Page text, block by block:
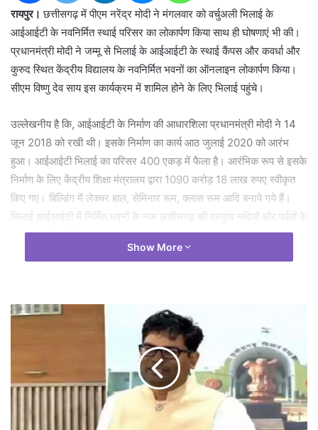
रायपुर। छत्तीसगढ़ में पीएम नरेंद्र मोदी ने मंगलवार को वर्चुअली भिलाई के
आईआईटी के नवनिर्मित स्थाई परिसर का लोकार्पण किया साथ ही घोषणाएं भी की।
प्रधानमंत्री मोदी ने जम्मू से भिलाई के आईआईटी के स्थाई कैंपस और कवर्धा और
कुरुद स्थित केंद्रीय विद्यालय के नवनिर्मित भवनों का ऑनलाइन लोकार्पण किया।
सीएम विष्णु देव साय इस कार्यक्रम में शामिल होने के लिए भिलाई पहुंचे।
उल्लेखनीय है कि, आईआईटी के निर्माण की आधारशिला प्रधानमंत्री मोदी ने 14
जून 2018 को रखी थी। इसके निर्माण का कार्य आठ जुलाई 2020 को आरंभ
हुआ। आईआईटी भिलाई का परिसर 400 एकड़ में फैला है। आरंभिक रूप से इसके
निर्माण के लिए केंद्रीय शिक्षा मंत्रालय द्वारा 1090 करोड़ 18 लाख रुपए स्वीकृत
किए गए। बिल्डिंग में लेक्चर हाल, सेमिनार रूम, क्लास रूम आदि बनाये गये हैं।
भिलाई आईआईटी में निर्मित भवनों के नाम छत्तीसगढ़ की प्रमुख नदियों और पर्वतों के
नाम पर रखे गये हैं।
Show More